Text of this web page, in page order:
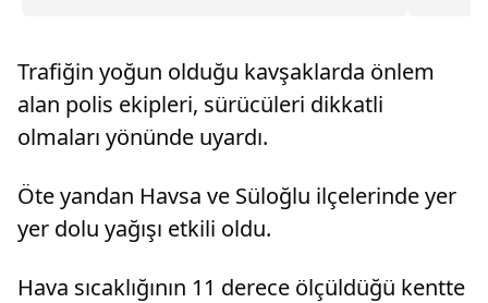
ülke
Trafiğin yoğun olduğu kavşaklarda önlem
alan polis ekipleri, sürücüleri dikkatli
olmaları yönünde uyardı.
Öte yandan Havsa ve Süloğlu ilçelerinde yer
yer dolu yağışı etkili oldu.
Hava sıcaklığının 11 derece ölçüldüğü kentte